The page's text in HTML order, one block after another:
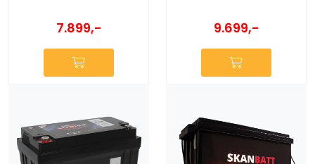
7.899,- 9.699,-